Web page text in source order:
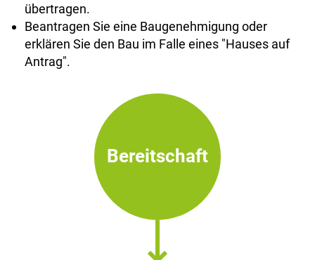
übertragen.
Beantragen Sie eine Baugenehmigung oder
erklären Sie den Bau im Falle eines "Hauses auf
Antrag".
Bereitschaft